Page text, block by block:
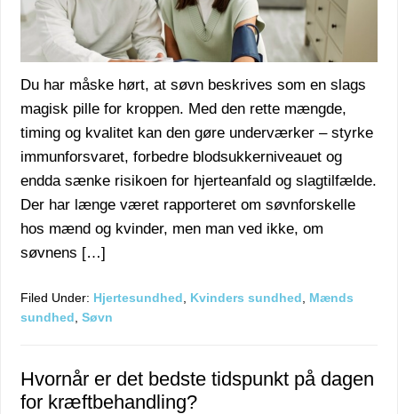
Du har måske hørt, at søvn beskrives som en slags
magisk pille for kroppen. Med den rette mængde,
timing og kvalitet kan den gøre underværker – styrke
immunforsvaret, forbedre blodsukkerniveauet og
endda sænke risikoen for hjerteanfald og slagtilfælde.
Der har længe været rapporteret om søvnforskelle
hos mænd og kvinder, men man ved ikke, om
søvnens […]
Filed Under: Hjertesundhed Kvinders sundhed
Mænds
sundhed ,Søvn
Hvornår er det bedste tidspunkt på dagen
for kræftbehandling?